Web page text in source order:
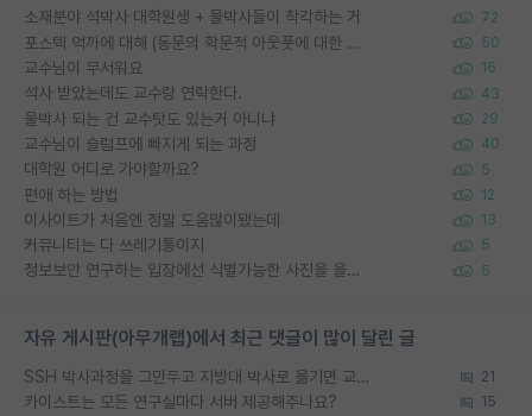
소재분야 석박사 대학원생 + 물박사들이 착각하는 거 72
포스텍 억까에 대해 (동문의 학문적 아웃풋에 대한 반박) 50
교수님이 무서워요 16
석사 받았는데도 교수랑 연락한다. 43
물박사 되는 건 교수탓도 있는거 아니냐 29
교수님이 슬럼프에 빠지게 되는 과정 40
대학원 어디로 가야할까요? 5
편애 하는 방법 12
이사이트가 처음엔 정말 도움많이됐는데 13
커뮤니티는 다 쓰레기통이지 5
정보보안 연구하는 입장에선 식별가능한 사진을 올리는건 비추이긴함 5
자유 게시판(아무개랩)에서 최근 댓글이 많이 달린 글
SSH 박사과정을 그만두고 지방대 박사로 옮기면 교수의 꿈은 끝일까요? 21
카이스트는 모든 연구실마다 서버 제공해주나요? 15